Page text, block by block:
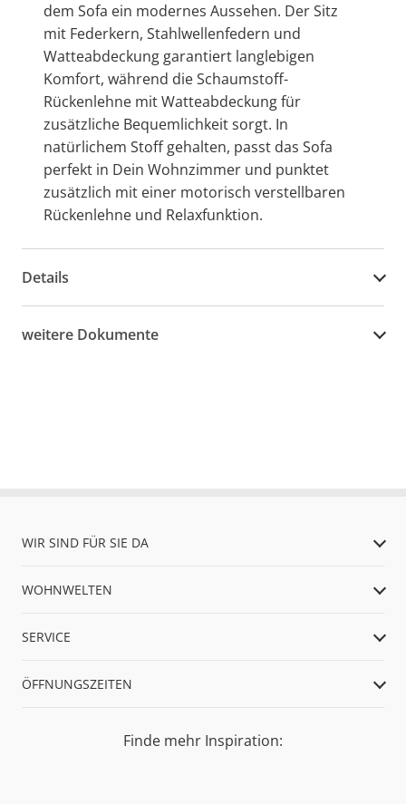
dem Sofa ein modernes Aussehen. Der Sitz
mit Federkern, Stahlwellenfedern und
Watteabdeckung garantiert langlebigen
Komfort, während die Schaumstoff-
Rückenlehne mit Watteabdeckung für
zusätzliche Bequemlichkeit sorgt. In
natürlichem Stoff gehalten, passt das Sofa
perfekt in Dein Wohnzimmer und punktet
zusätzlich mit einer motorisch verstellbaren
Rückenlehne und Relaxfunktion.
Details
weitere Dokumente
WIR SIND FÜR SIE DA
WOHNWELTEN
SERVICE
ÖFFNUNGSZEITEN
Finde mehr Inspiration: